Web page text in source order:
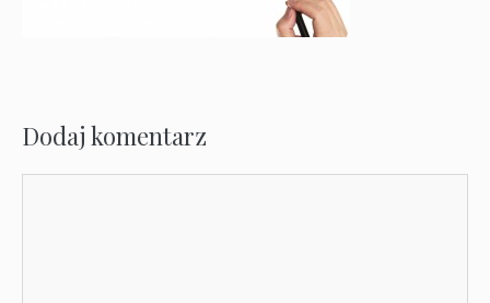
Dodaj komentarz